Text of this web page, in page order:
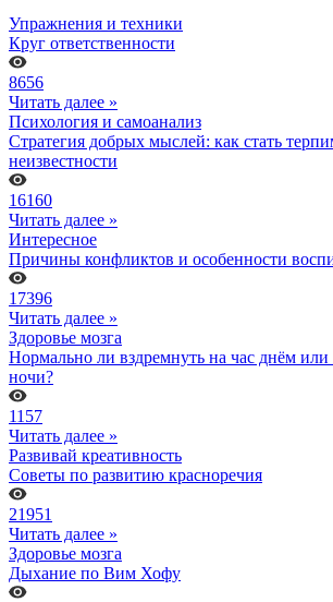
Упражнения и техники
Круг ответственности
8656
Читать далее »
Психология и самоанализ
Стратегия добрых мыслей: как стать
неизвестности
16160
Читать далее »
Интересное
Причины конфликтов и особенности
17396
Читать далее »
Здоровье мозга
Нормально ли вздремнуть на час днём
ночи?
1157
Читать далее »
Развивай креативность
Советы по развитию красноречия
21951
Читать далее »
Здоровье мозга
Дыхание по Вим Хофу